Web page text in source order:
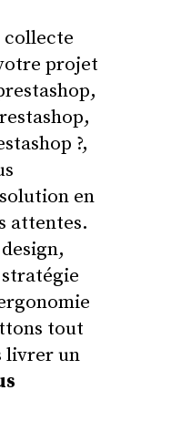
collecte
projet
?,
en
attentes.
tout
livrer un